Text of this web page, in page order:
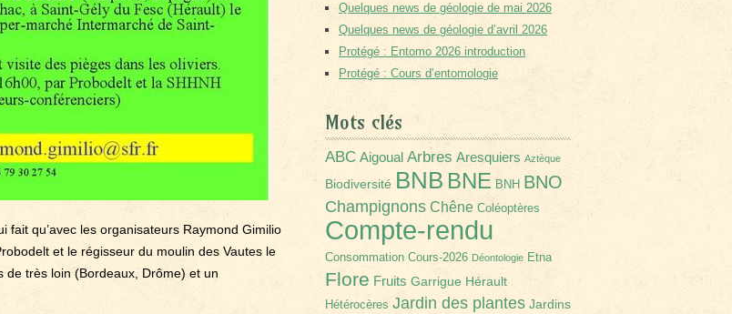
qu’avec les organisateurs Raymond Gimilio
et le régisseur du moulin des Vautes le
très loin (Bordeaux, Drôme) et un
Quelques news de géologie de mai 2026
Quelques news de géologie d’avril 2026
Protégé : Entomo 2026 introduction
Protégé : Cours d’entomologie
Mots clés
ABC Aigoual Arbres Aresquiers Aztèque
Biodiversité BNB BNE BNH BNO
Champignons Chêne Coléoptères
Compte-rendu
Consommation Cours-2026 Déontologie Etna
Flore Fruits Garrigue Hérault
Hétérocères Jardin des plantes Jardins